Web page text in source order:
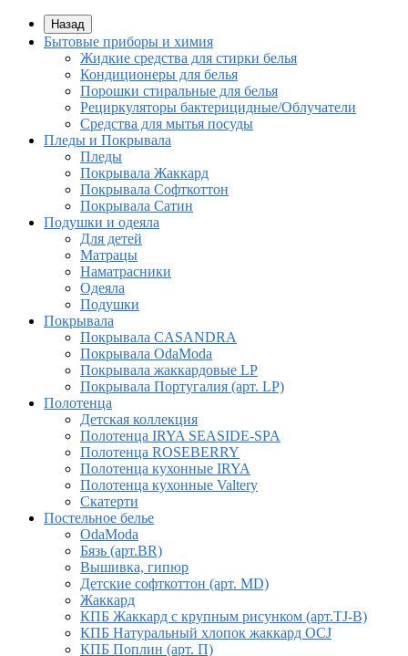
Назад
Бытовые приборы и химия
Жидкие средства для стирки белья
Кондиционеры для белья
Порошки стиральные для белья
Рециркуляторы бактерицидные/Облучатели
Средства для мытья посуды
Пледы и Покрывала
Пледы
Покрывала Жаккард
Покрывала Софткоттон
Покрывала Сатин
Подушки и одеяла
Для детей
Матрацы
Наматрасники
Одеяла
Подушки
Покрывала
Покрывалa CASANDRA
Покрывала OdaModa
Покрывала жаккардовые LP
Покрывала Португалия (арт. LP)
Полотенца
Детская коллекция
Полотенца IRYA SEASIDE-SPA
Полотенца ROSEBERRY
Полотенца кухонные IRYA
Полотенца кухонные Valtery
Скатерти
Постельное белье
OdaModa
Бязь (арт.BR)
Вышивка, гипюр
Детские софткоттон (арт. MD)
Жаккард
КПБ Жаккард с крупным рисунком (арт.TJ-B)
КПБ Натуральный хлопок жаккард OCJ
КПБ Поплин (арт. П)